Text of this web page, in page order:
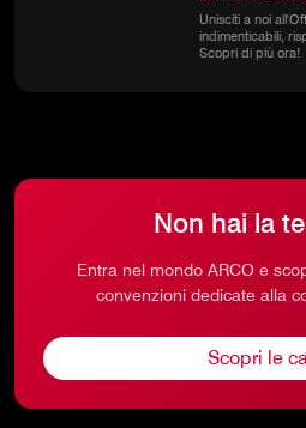
Unisciti a noi
indimenticabili,
Scopri di più ora!
Non hai la
Entra nel mondo ARCO e
convenzioni dedicate alla
Scopri le